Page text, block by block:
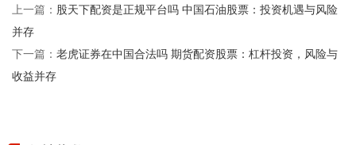
上一篇： 股天下配资是正规平台吗 中国石油股票：投资机遇与风险
并存
下一篇： 老虎证券在中国合法吗 期货配资股票：杠杆投资，风险与
收益并存